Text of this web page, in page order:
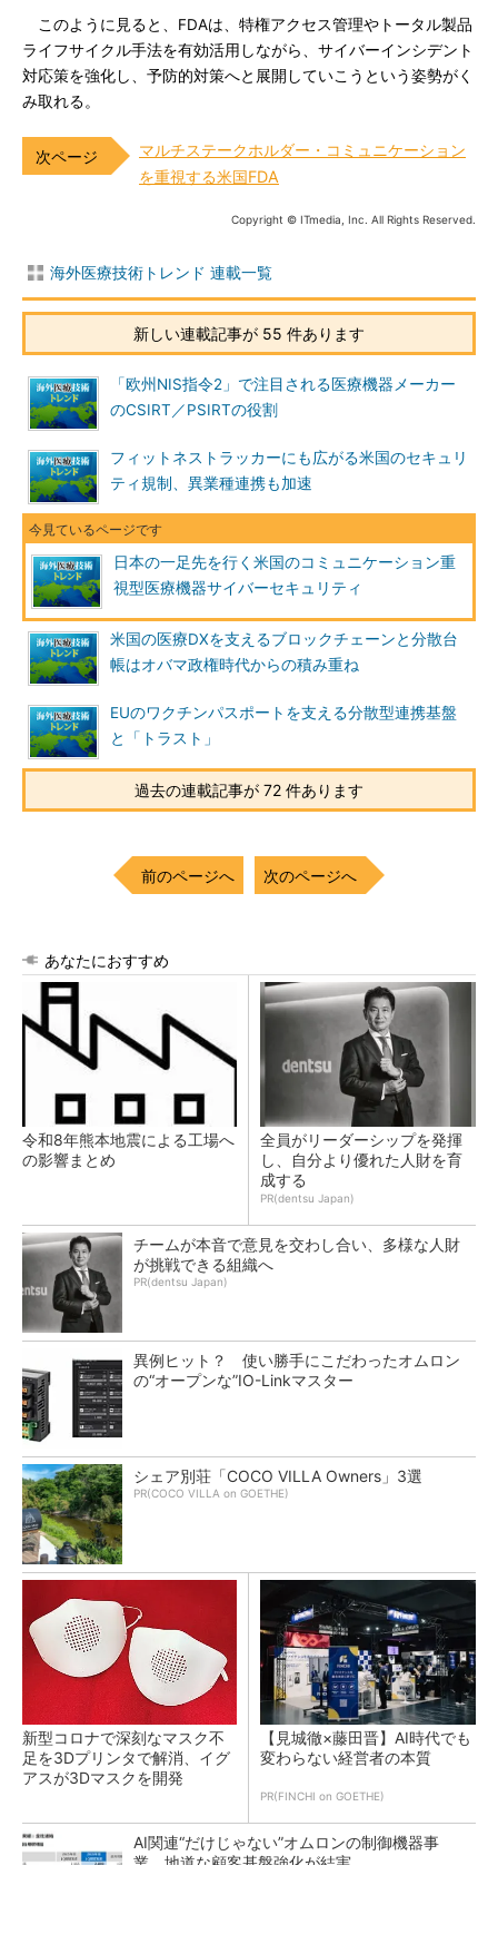
このように見ると、FDAは、特権アクセス管理やトータル製品
ライフサイクル手法を有効活用しながら、サイバーインシデント
対応策を強化し、予防的対策へと展開していこうという姿勢がく
み取れる。
マルチステークホルダー・コミュニケーション
を重視する米国FDA
Copyright © ITmedia, Inc. All Rights Reserved.
海外医療技術トレンド 連載一覧
新しい連載記事が 55 件あります
「欧州NIS指令2」で注目される医療機器メーカー
のCSIRT／PSIRTの役割
フィットネストラッカーにも広がる米国のセキュリ
ティ規制、異業種連携も加速
日本の一足先を行く米国のコミュニケーション重
視型医療機器サイバーセキュリティ
米国の医療DXを支えるブロックチェーンと分散台
帳はオバマ政権時代からの積み重ね
EUのワクチンパスポートを支える分散型連携基盤
と「トラスト」
過去の連載記事が 72 件あります
前のページへ 次のページへ
あなたにおすすめ
令和8年熊本地震による工場へ
の影響まとめ
全員がリーダーシップを発揮
し、自分より優れた人財を育
成する
PR(dentsu Japan)
チームが本音で意見を交わし合い、多様な人財
が挑戦できる組織へ
PR(dentsu Japan)
異例ヒット？ 使い勝手にこだわったオムロン
の“オープンな”IO-Linkマスター
シェア別荘「COCO VILLA Owners」3選
PR(COCO VILLA on GOETHE)
新型コロナで深刻なマスク不
足を3Dプリンタで解消、イグ
アスが3Dマスクを開発
【見城徹×藤田晋】AI時代でも
変わらない経営者の本質
PR(FINCHI on GOETHE)
AI関連“だけじゃない”オムロンの制御機器事
業、地道な顧客基盤強化が結実